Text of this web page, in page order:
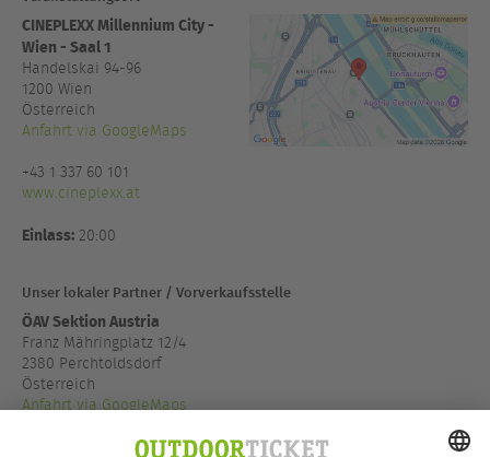
CINEPLEXX Millennium City -
Wien - Saal 1
Handelskai 94-96
1200 Wien
Österreich
Anfahrt via GoogleMaps
+43 1 337 60 101
www.cineplexx.at
Einlass: 20:00
Unser lokaler Partner / Vorverkaufsstelle
ÖAV Sektion Austria
Franz Mähringplatz 12/4
2380 Perchtoldsdorf
Österreich
Anfahrt via GoogleMaps